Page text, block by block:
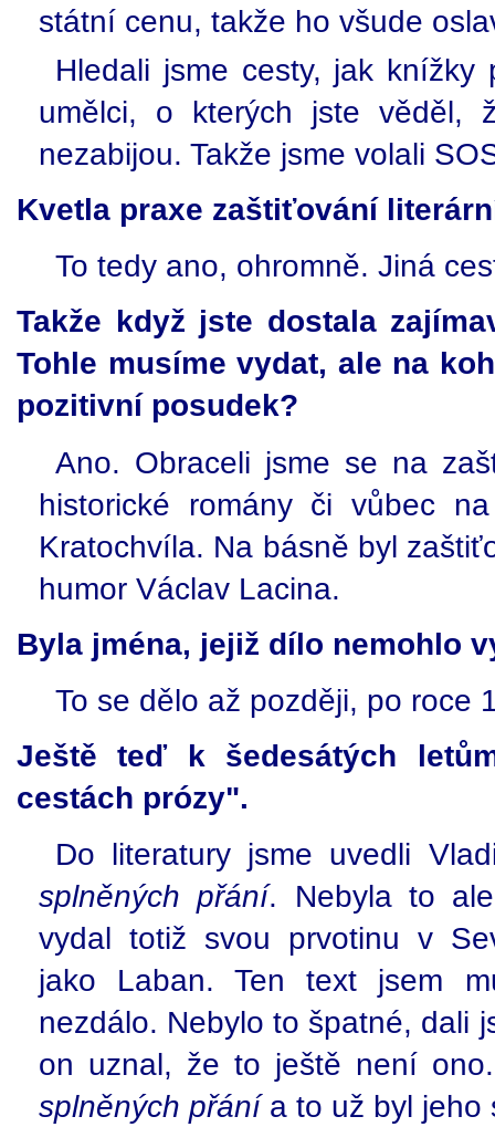
státní cenu, takže ho všude
Hledali jsme cesty, jak knížky
umělci, o kterých jste věděl,
nezabijou. Takže jsme volali
Kvetla praxe zaštiťování
To tedy ano, ohromně. Jiná
Takže když jste dostala
Tohle musíme vydat, ale na
pozitivní posudek?
Ano. Obraceli jsme se na
historické romány či vůbec
Kratochvíla. Na básně byl
humor Václav Lacina.
Byla jména, jejiž dílo nemohlo
To se dělo až později, po roce
Ještě teď k šedesátých
cestách prózy".
Do literatury jsme uvedli
splněných přání. Nebyla to
vydal totiž svou prvotinu v
jako Laban. Ten text jsem
nezdálo. Nebylo to špatné, dali
on uznal, že to ještě není
splněných přánía to už byl jeho